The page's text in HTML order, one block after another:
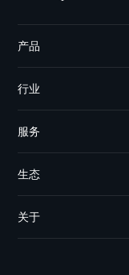
产品
行业
服务
生态
关于